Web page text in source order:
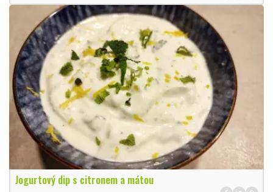
Jogurtový dip s citronem a mátou